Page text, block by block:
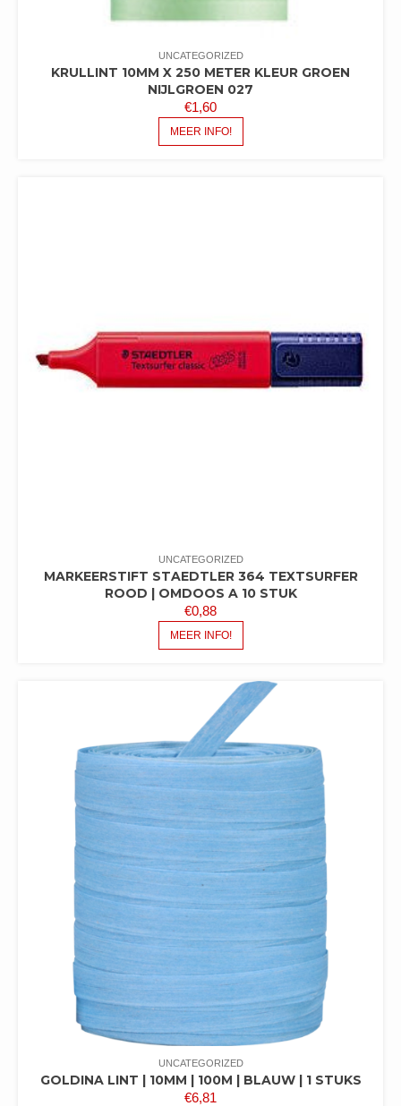
UNCATEGORIZED
KRULLINT 10MM X 250 METER KLEUR GROEN
NIJLGROEN 027
€1,60
MEER INFO!
UNCATEGORIZED
MARKEERSTIFT STAEDTLER 364 TEXTSURFER
ROOD | OMDOOS A 10 STUK
€0,88
MEER INFO!
UNCATEGORIZED
GOLDINA LINT | 10MM | 100M | BLAUW | 1 STUKS
€6,81